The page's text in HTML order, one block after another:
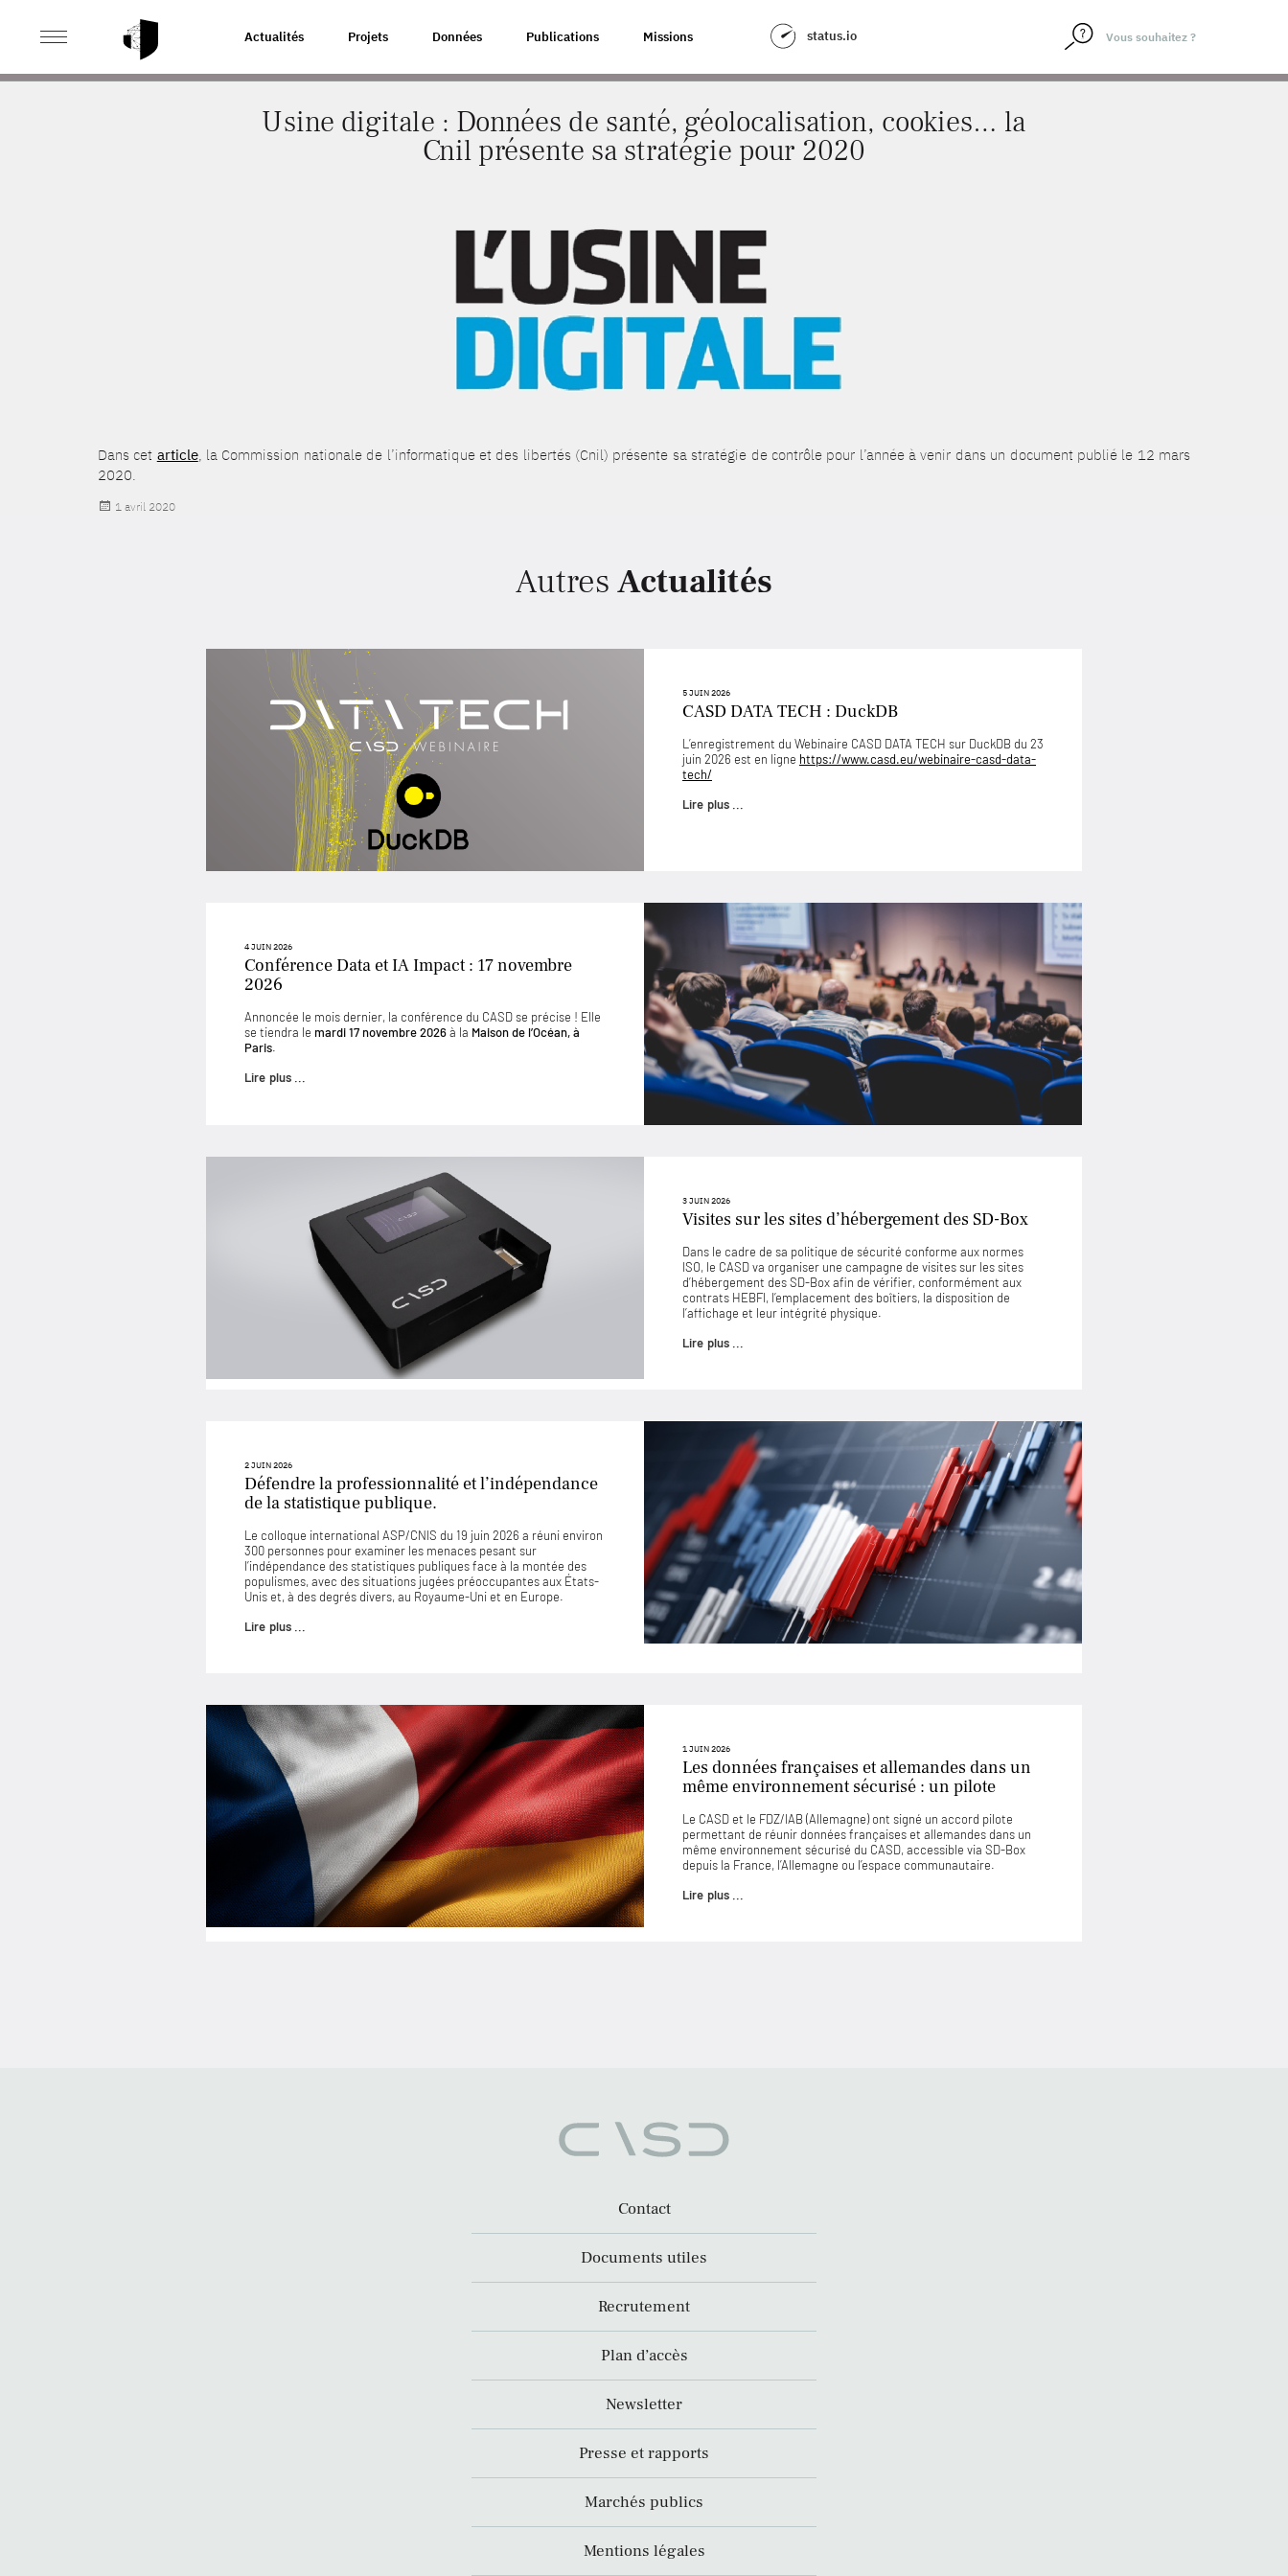
Actualités Projets Données Publications Missions status.io
ACCUEIL ACTUALITÉS > USINE DIGITALE : DONNÉES DE SANTÉ, GÉOLOCALISATION, COOKIES… LA CNIL PRÉSENTE SA STRATÉGIE POUR 2020
Usine digitale : Données de santé, géolocalisation, cookies… la
Cnil présente sa stratégie pour 2020
Dans cet article, la Commission nationale de l’informatique et des libertés (Cnil) présente sa stratégie de contrôle pour l’année à venir dans un document publié le 12 mars
2020.
Publié
1 avril 2020
Autres Actualités
5 JUIN 2026
CASD DATA TECH : DuckDB
L’enregistrement du Webinaire CASD DATA TECH sur DuckDB du 23
juin 2026 est en ligne https://www.casd.eu/webinaire-casd-data-
tech/
Lire plus ...
4 JUIN 2026
Conférence Data et IA Impact : 17 novembre
2026
Annoncée le mois dernier, la conférence du CASD se précise ! Elle
se tiendra le mardi 17 novembre 2026à la Maison de l’Océan, à
Paris.
Lire plus ...
3 JUIN 2026
Visites sur les sites d’hébergement des SD-Box
Dans le cadre de sa politique de sécurité conforme aux normes
ISO, le CASD va organiser une campagne de visites sur les sites
d’hébergement des SD-Box afin de vérifier, conformément aux
contrats HEBFI, l’emplacement des boîtiers, la disposition de
l’affichage et leur intégrité physique.
Lire plus ...
2 JUIN 2026
Défendre la professionnalité et l’indépendance
de la statistique publique.
Le colloque international ASP/CNIS du 19 juin 2026 a réuni environ
300 personnes pour examiner les menaces pesant sur
l’indépendance des statistiques publiques face à la montée des
populismes, avec des situations jugées préoccupantes aux États-
Unis et, à des degrés divers, au Royaume-Uni et en Europe.
Lire plus ...
1 JUIN 2026
Les données françaises et allemandes dans un
même environnement sécurisé : un pilote
Le CASD et le FDZ/IAB (Allemagne) ont signé un accord pilote
permettant de réunir données françaises et allemandes dans un
même environnement sécurisé du CASD, accessible via SD-Box
depuis la France, l’Allemagne ou l’espace communautaire.
Lire plus ...
Contact
Documents utiles
Recrutement
Plan d’accès
Newsletter
Presse et rapports
Marchés publics
Mentions légales